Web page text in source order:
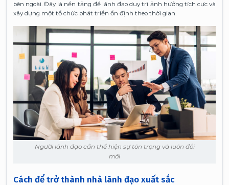
bên ngoài. Đây là nền tảng để lãnh đạo duy trì ảnh hưởng tích cực và
xây dựng một tổ chức phát triển ổn định theo thời gian.
Người lãnh đạo cần thể hiện sự tôn trọng và luôn đổi
mới
Cách để trở thành nhà lãnh đạo xuất sắc